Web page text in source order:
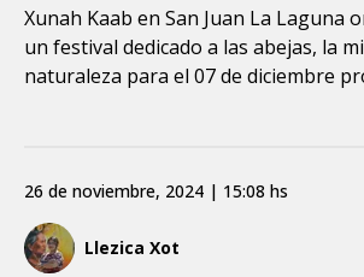
Xunah Kaab en San Juan La Laguna
un festival dedicado a las abejas, la
naturaleza para el 07 de diciembre
Llezica Xot
26 de noviembre, 2024 | 15:08 hs